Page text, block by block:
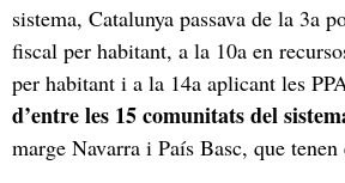
sistema, Catalunya passava de la 3a
fiscal per habitant, a la 10a en
per habitant i a la 14a aplicant les
d’entre les 15 comunitats del
marge Navarra i País Basc, que